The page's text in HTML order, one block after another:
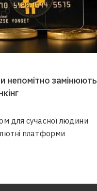
непомітно замінюють
для сучасної людини
платформи